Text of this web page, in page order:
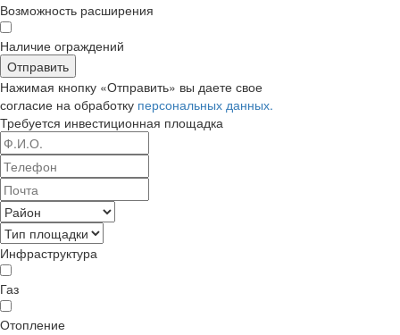
Возможность расширения
Наличие ограждений
Отправить
Нажимая кнопку «Отправить» вы даете свое
согласие на обработку персональных данных.
Требуется инвестиционная площадка
Инфраструктура
Газ
Отопление